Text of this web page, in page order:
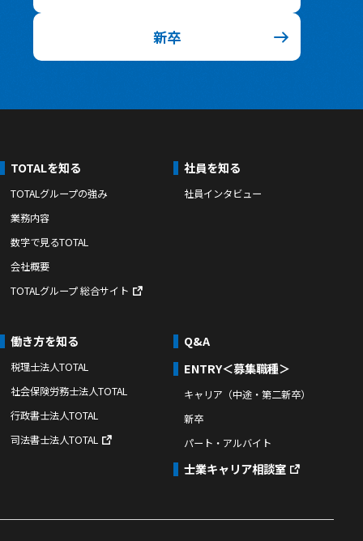
新卒
TOTALを知る
TOTALグループの強み
業務内容
数字で見るTOTAL
会社概要
TOTALグループ 総合サイト
社員を知る
社員インタビュー
働き方を知る
税理士法人TOTAL
社会保険労務士法人TOTAL
行政書士法人TOTAL
司法書士法人TOTAL
Q&A
ENTRY＜募集職種＞
キャリア（中途・第二新卒）
新卒
パート・アルバイト
士業キャリア相談室